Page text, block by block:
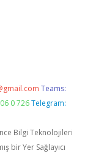
Teams:
0 726 Telegram:
Bilgi Teknolojileri
bir Yer Sağlayıcı